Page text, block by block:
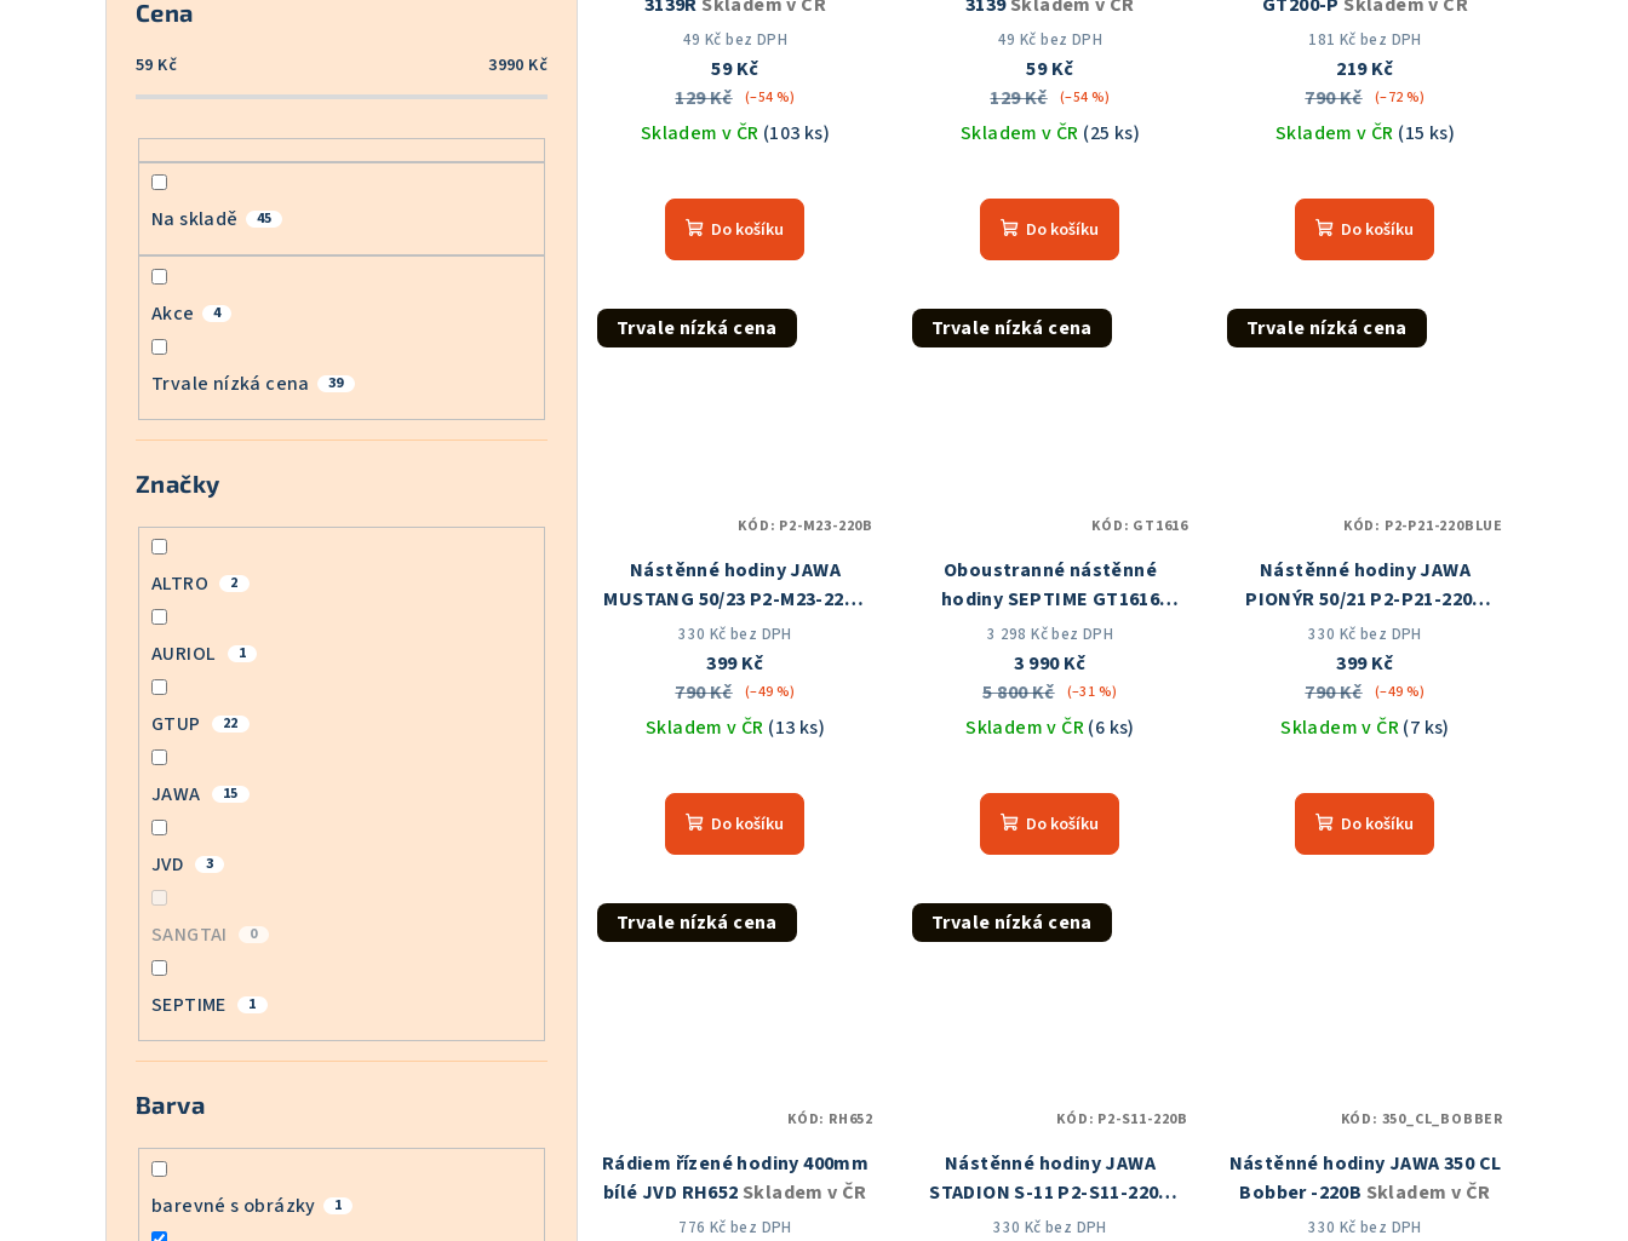
Cena
59 Kč 3990 Kč
Na skladě 45
Akce 4
Trvale nízká cena 39
Značky
ALTRO 2
AURIOL 1
GTUP 22
JAWA 15
JVD 3
SANGTAI 0
SEPTIME 1
Barva
barevné s obrázky 1
49 Kč bez DPH
59 Kč
129 Kč
(–54 %)
Skladem v ČR (103 ks)
Do košíku
49 Kč bez DPH
59 Kč
129 Kč
(–54 %)
Skladem v ČR (25 ks)
hodnocení
produktu
je
z
5
Do košíku
181 Kč bez DPH
219 Kč
790 Kč
(–72 %)
Skladem v ČR (15 ks)
hodnocení
produktu
je
z
5
Do košíku
Trvale nízká cena
Nástěnné hodiny JAWA
MUSTANG 50/23 P2-M23-220B
Skladem v ČR
330 Kč bez DPH
399 Kč
790 Kč
(–49 %)
Skladem v ČR (13 ks)
hodnocení
produktu
je
z
5
Do košíku
KÓD: P2-M23-220B
Trvale nízká cena
Oboustranné nástěnné
hodiny SEPTIME GT1616
Skladem v ČR
3 298 Kč bez DPH
3 990 Kč
5 800 Kč
(–31 %)
Skladem v ČR(6 ks)
hodnocení
produktu
je
z
5
Do košíku
KÓD: GT1616
Trvale nízká cena
Nástěnné hodiny JAWA
PIONÝR 50/21 P2-P21-220B
Skladem v ČR
330 Kč bez DPH
399 Kč
790 Kč
(–49 %)
Skladem v ČR(7 ks)
hodnocení
produktu
je
Do košíku
KÓD: P2-P21-220BLUE
Trvale nízká cena
Rádiem řízené hodiny 400mm
bílé JVD RH652 Skladem v ČR
776 Kč bez DPH
KÓD: RH652
Trvale nízká cena
Nástěnné hodiny JAWA
STADION S-11 P2-S11-220B
Skladem v ČR
330 Kč bez DPH
KÓD: P2-S11-220B
Nástěnné hodiny JAWA 350 CL
Bobber -220B Skladem v ČR
330 Kč bez DPH
KÓD: 350_CL_BOBBER